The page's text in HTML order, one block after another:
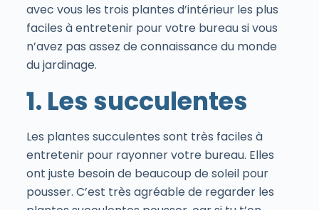
avec vous les trois plantes d’intérieur les plus
faciles à entretenir pourvotre bureausi vous
n’avez pas assez de connaissance du monde
du jardinage.
1. Les succulentes
Les plantes succulentes sont très faciles à
entretenir pour rayonner votre bureau. Elles
ont juste besoin de beaucoup de soleil pour
pousser. C’est très agréable de regarder les